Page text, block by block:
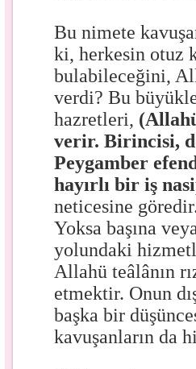
Bu nimete
ki, herkesin otuz
bulabileceğini,
verdi? Bu
hazretleri,
verir. Birincisi,
Peygamber
hayırlı bir iş
neticesine
Yoksa başına
yolundaki
Allahü teâlânın
etmektir. Onun
başka bir
kavuşanların da